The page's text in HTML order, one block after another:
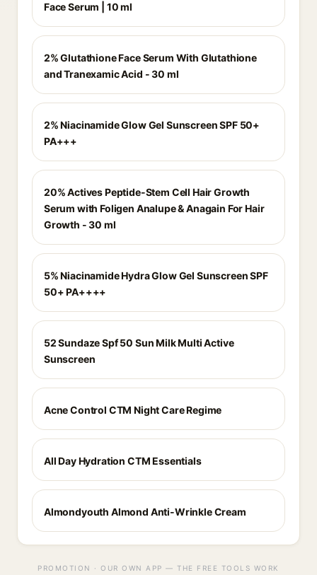
Face Serum | 10 ml
2% Glutathione Face Serum With Glutathione
and Tranexamic Acid - 30 ml
2% Niacinamide Glow Gel Sunscreen SPF 50+
PA+++
20% Actives Peptide-Stem Cell Hair Growth
Serum with Foligen Analupe & Anagain For Hair
Growth - 30 ml
5% Niacinamide Hydra Glow Gel Sunscreen SPF
50+ PA++++
52 Sundaze Spf 50 Sun Milk Multi Active
Sunscreen
Acne Control CTM Night Care Regime
All Day Hydration CTM Essentials
Almondyouth Almond Anti-Wrinkle Cream
PROMOTION · OUR OWN APP — THE FREE TOOLS WORK